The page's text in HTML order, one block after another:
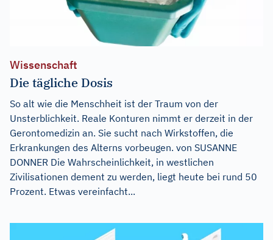
Wissenschaft
Die tägliche Dosis
So alt wie die Menschheit ist der Traum von der
Unsterblichkeit. Reale Konturen nimmt er derzeit in der
Gerontomedizin an. Sie sucht nach Wirkstoffen, die
Erkrankungen des Alterns vorbeugen. von SUSANNE
DONNER Die Wahrscheinlichkeit, in westlichen
Zivilisationen dement zu werden, liegt heute bei rund 50
Prozent. Etwas vereinfacht...